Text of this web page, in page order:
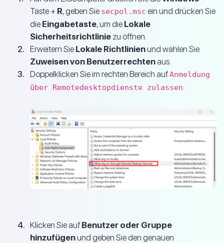
Taste + R, geben Sie secpol.msc ein und drücken Sie
die Eingabetaste, um die Lokale
Sicherheitsrichtlinie zu öffnen.
Erweitern Sie Lokale Richtlinienund wählen Sie
Zuweisen von Benutzerrechten aus.
Doppelklicken Sie im rechten Bereich aufAnmeldung
über Remotedesktopdienste zulassen
Klicken Sie auf Benutzer oder Gruppe
hinzufügenund geben Sie den genauen